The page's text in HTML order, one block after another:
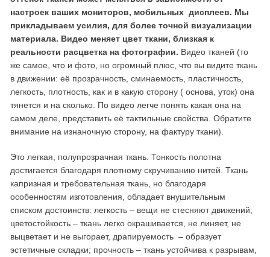
настроек ваших мониторов, мобильных дисплеев. Мы
прикладываем усилия, для более точной визуализации
материала. Видео меняет цвет ткани, близкая к
реальности расцветка на фотографии. Видео тканей (то
же самое, что и фото, но огромный плюс, что вы видите ткань
в движении: её прозрачность, сминаемость, пластичность,
легкость, плотность, как и в какую сторону ( основа, уток) она
тянется и на сколько. По видео легче понять какая она на
самом деле, представить её тактильные свойства. Обратите
внимание на изнаночную сторону, на фактуру ткани).
Это легкая, полупрозрачная ткань. Тонкость полотна
достигается благодаря плотному скручиванию нитей. Ткань
капризная и требовательная ткань, но благодаря
особенностям изготовления, обладает внушительным
списком достоинств: легкость – вещи не стесняют движений;
цветостойкость – ткань легко окрашивается, не линяет, не
выцветает и не выгорает, драпируемость – образует
эстетичные складки; прочность – ткань устойчива к разрывам,